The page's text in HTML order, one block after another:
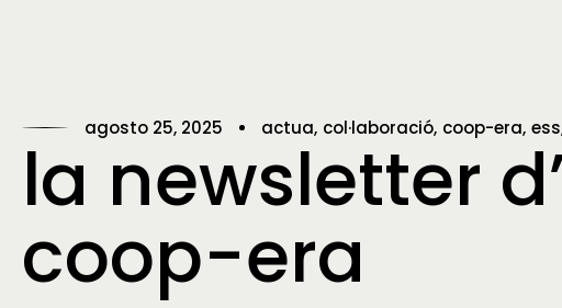
agosto 25, 2025 actua col·laboració coop-era ess
la newsletter
coop-era